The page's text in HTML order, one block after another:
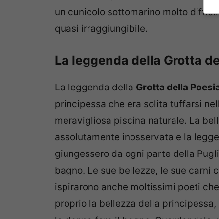
un cunicolo sottomarino molto
quasi irraggiungibile.
La leggenda della Grotta
La leggenda della Grotta della
principessa che era solita tuffarsi
meravigliosa piscina naturale. La
assolutamente inosservata e la
giungessero da ogni parte della
bagno. Le sue bellezze, le sue carni
ispirarono anche moltissimi poeti
proprio la bellezza della